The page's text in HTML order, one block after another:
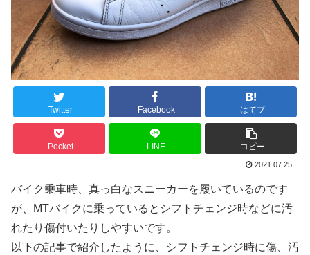
Twitter Facebook はてブ
Pocket LINE コピー
2021.07.25
バイク乗車時、真っ白なスニーカーを履いているのです
が、MTバイクに乗っているとシフトチェンジ時などに汚
れたり傷付いたりしやすいです。
以下の記事で紹介したように、シフトチェンジ時に傷、汚